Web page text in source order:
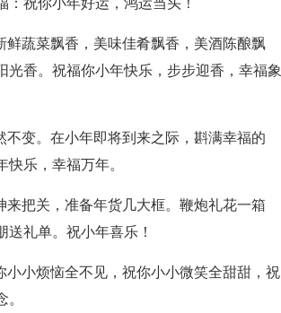
祝你小年好运，鸿运当头！
蔬菜飘香，美味佳肴飘香，美酒陈酿飘
香。祝福你小年快乐，步步迎香，幸福象
变。在小年即将到来之际，斟满幸福的
乐，幸福万年。
把关，准备年货几大框。鞭炮礼花一箱
礼单。祝小年喜乐！
小烦恼全不见，祝你小小微笑全甜甜，祝